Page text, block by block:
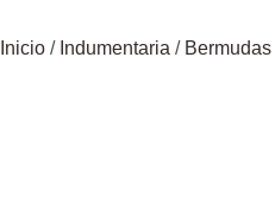
Inicio / Indumentaria /